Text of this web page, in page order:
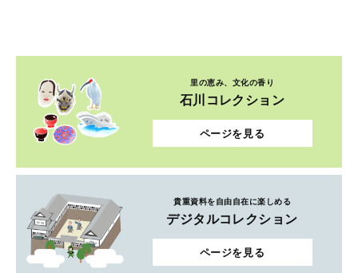
里の恵み、文化の香り
石川コレクション
ページを見る
貴重資料を自由自在に楽しめる
デジタルコレクション
ページを見る